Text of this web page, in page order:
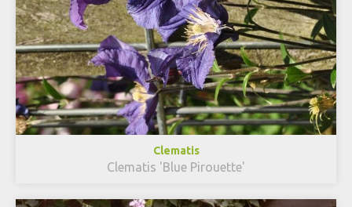
Clematis
Clematis 'Blue Pirouette'